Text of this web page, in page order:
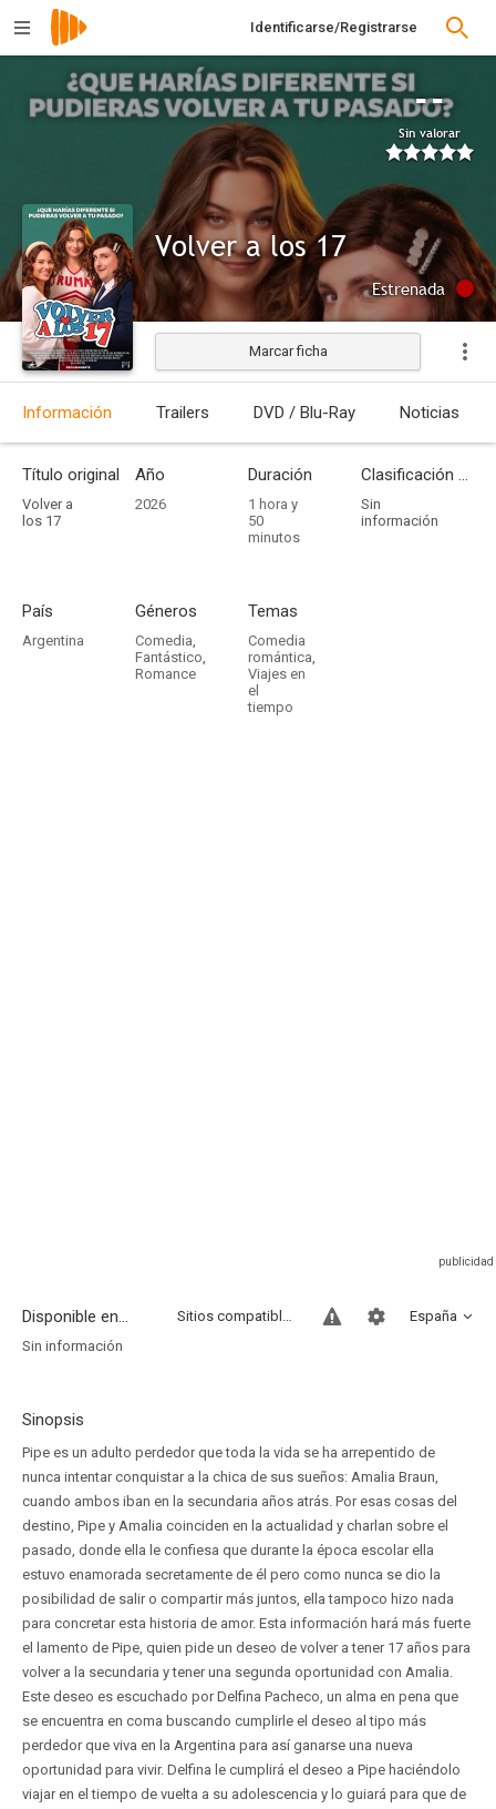
Identificarse/Registrarse
--
Sin valorar
Volver a los 17
Estrenada
Marcar ficha
Información Trailers DVD / Blu-Ray Noticias
Título original
Volver a
los 17
Año
2026
Duración
1 hora y
50
minutos
Clasificación por edades
Sin
información
País
Argentina
Géneros
Comedia,
Fantástico,
Romance
Temas
Comedia
romántica,
Viajes en
el
tiempo
Disponible en... España
Sitios compatibles
Sin información
Sinopsis
Pipe es un adulto perdedor que toda la vida se ha arrepentido de
nunca intentar conquistar a la chica de sus sueños: Amalia Braun,
cuando ambos iban en la secundaria años atrás. Por esas cosas del
destino, Pipe y Amalia coinciden en la actualidad y charlan sobre el
pasado, donde ella le confiesa que durante la época escolar ella
estuvo enamorada secretamente de él pero como nunca se dio la
posibilidad de salir o compartir más juntos, ella tampoco hizo nada
para concretar esta historia de amor. Esta información hará más fuerte
el lamento de Pipe, quien pide un deseo de volver a tener 17 años para
volver a la secundaria y tener una segunda oportunidad con Amalia.
Este deseo es escuchado por Delfina Pacheco, un alma en pena que
se encuentra en coma buscando cumplirle el deseo al tipo más
perdedor que viva en la Argentina para así ganarse una nueva
oportunidad para vivir. Delfina le cumplirá el deseo a Pipe haciéndolo
viajar en el tiempo de vuelta a su adolescencia y lo guiará para que de